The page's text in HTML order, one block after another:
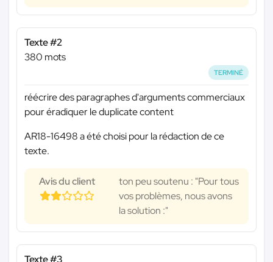
Texte #2
380 mots
TERMINÉ
réécrire des paragraphes d'arguments commerciaux
pour éradiquer le duplicate content
AR18-16498 a été choisi pour la rédaction de ce
texte.
Avis du client
ton peu soutenu : "Pour tous
vos problèmes, nous avons
la solution :"
Texte #3